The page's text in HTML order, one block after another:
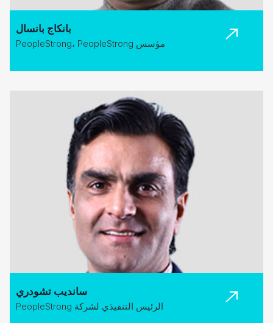
بانكاج بانسال
مؤسس PeopleStrong، PeopleStrong
سانديب تشودري
الرئيس التنفيذي لشركة PeopleStrong